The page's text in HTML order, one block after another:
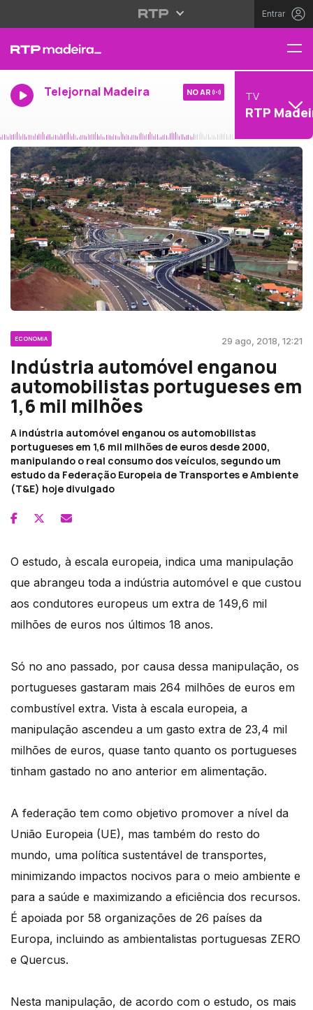
Entrar
Telejornal Madeira NO AR TV
RTP
ECONOMIA 29 ago, 2018, 12:21
Indústria automóvel enganou
automobilistas portugueses em
1,6 mil milhões
A indústria automóvel enganou os automobilistas
portugueses em 1,6 mil milhões de euros desde 2000,
manipulando o real consumo dos veículos, segundo um
estudo da Federação Europeia de Transportes e Ambiente
(T&E) hoje divulgado
O estudo, à escala europeia, indica uma manipulação
que abrangeu toda a indústria automóvel e que custou
aos condutores europeus um extra de 149,6 mil
milhões de euros nos últimos 18 anos.
Só no ano passado, por causa dessa manipulação, os
portugueses gastaram mais 264 milhões de euros em
combustível extra. Vista à escala europeia, a
manipulação ascendeu a um gasto extra de 23,4 mil
milhões de euros, quase tanto quanto os portugueses
tinham gastado no ano anterior em alimentação.
A federação tem como objetivo promover a nível da
União Europeia (UE), mas também do resto do
mundo, uma política sustentável de transportes,
minimizando impactos nocivos para o meio ambiente e
para a saúde e maximizando a eficiência dos recursos.
É apoiada por 58 organizações de 26 países da
Europa, incluindo as ambientalistas portuguesas ZERO
e Quercus.
Nesta manipulação, de acordo com o estudo, os mais